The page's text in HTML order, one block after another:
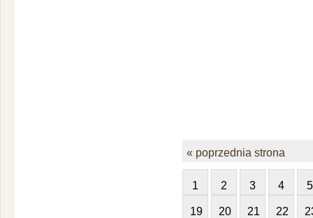
« poprzednia strona
1 2 3 4 5
19 20 21 22